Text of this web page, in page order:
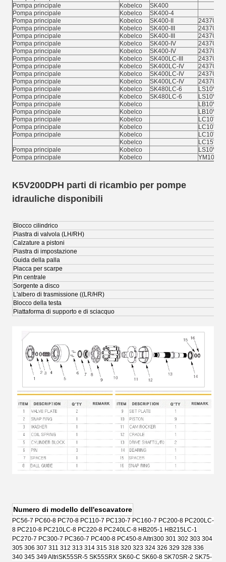
Pompa principale
Kobelco
SK400
Pompa principale
Kobelco
SK400-4
Pompa principale
Kobelco SK400-II
Pompa principale
Kobelco SK400-III
Pompa principale
Kobelco SK400-III
Pompa principale
Kobelco SK400-IV
Pompa principale
Kobelco SK400-IV
Pompa principale
Kobelco SK400LC-III
Pompa principale
Kobelco SK400LC-IV
Pompa principale
Kobelco SK400LC-IV
Pompa principale
Kobelco SK400LC-IV
Pompa principale
Kobelco SK480LC-6
Pompa principale
Kobelco SK480LC-6
Pompa principale
Kobelco
Pompa principale
Kobelco
Pompa principale
Kobelco
Pompa principale
Kobelco
Pompa principale
Kobelco
Kobelco
Pompa principale
Kobelco
Pompa principale
Kobelco
K5V200DPH parti di ricambio per pompe
idrauliche disponibili
Blocco cilindrico
Piastra di valvola (LH/RH)
Calzature a pistoni
Piastra di impostazione
Guida della palla
Placca per scarpe
Pin centrale
Sorgente a disco
L'albero di trasmissione ((LR/HR)
Blocco della testa
Piattaforma di supporto e di sciacquo
Numero di modello dell'escavatore
PC56-7 PC60-8 PC70-8 PC110-7 PC130-7 PC160-7 PC200-8 PC200LC-
8 PC210-8 PC210LC-8 PC220-8 PC240LC-8 HB205-1 HB215LC-1
PC270-7 PC300-7 PC360-7 PC400-8 PC450-8 Altri300 301 302 303 304
305 306 307 311 312 313 314 315 318 320 323 324 326 329 328 336
340 345 349 AltriSK55SR-5 SK55SRX SK60-C SK60-8 SK70SR-2 SK75-